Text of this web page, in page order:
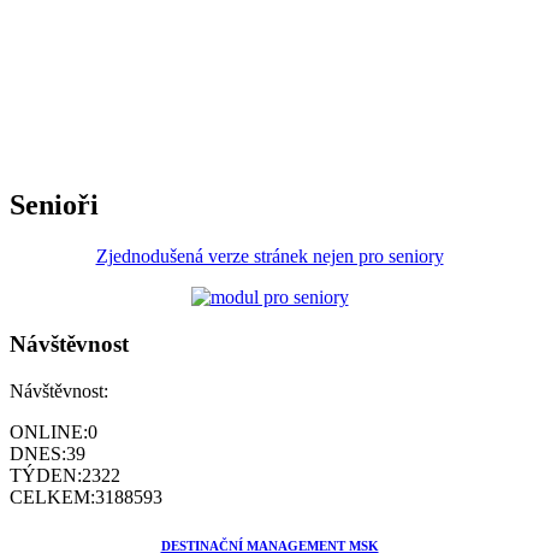
Senioři
Zjednodušená verze stránek nejen pro seniory
Návštěvnost
Návštěvnost:
ONLINE:0
DNES:39
TÝDEN:2322
CELKEM:3188593
DESTINAČNÍ MANAGEMENT MSK